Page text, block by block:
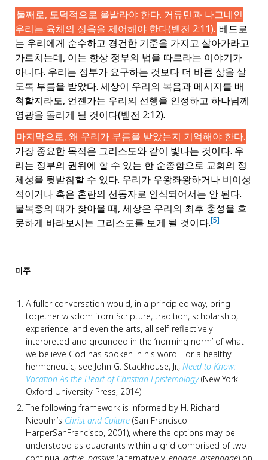
둘째로, 도덕적으로 올발라야 한다. 거류민과 나그네인
우리는 육체의 정욕을 제어해야 한다(벧전 2:11). 베드로
는 우리에게 순수하고 경건한 기준을 가지고 살아가라고
가르치는데, 이는 항상 정부의 법을 따르라는 이야기가
아니다. 우리는 정부가 요구하는 것보다 더 바른 삶을 살
도록 부름을 받았다. 세상이 우리의 복음과 메시지를 배
척할지라도, 언젠가는 우리의 선행을 인정하고 하나님께
영광을 돌리게 될 것이다(벧전 2:12).
마지막으로, 왜 우리가 부름을 받았는지 기억해야 한다.
가장 중요한 목적은 그리스도와 같이 빛나는 것이다. 우
리는 정부의 권위에 할 수 있는 한 순종함으로 교회의 정
체성을 뒷받침할 수 있다. 우리가 우왕좌왕하거나 비이성
적이거나 혹은 혼란의 선동자로 인식되어서는 안 된다.
불복종의 때가 찾아올 때, 세상은 우리의 최후 충성을 흐
뭇하게 바라보시는 그리스도를 보게 될 것이다.[5]
미주
A fuller conversation would, in a principled way, bring
together wisdom from Scripture, tradition, scholarship,
experience, and even the arts, all self-reflectively
interpreted and grounded in the ‘norming norm’ of what
we believe God has spoken in his word. For a healthy
hermeneutic, see John G. Stackhouse, Jr., Need to Know:
Vocation As the Heart of Christian Epistemology(New York:
Oxford University Press, 2014).
The following framework is informed by H. Richard
Niebuhr’s Christ and Culture (San Francisco:
HarperSanFrancisco, 2001), where the options may be
understood as quadrants within a grid comprised of two